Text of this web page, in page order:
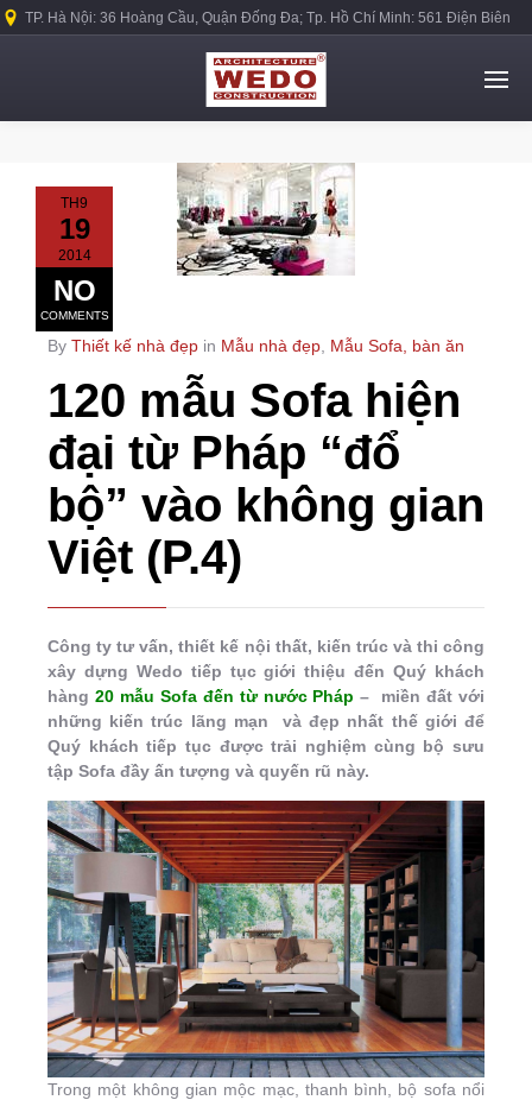
TP. Hà Nội: 36 Hoàng Cầu, Quận Đống Đa; Tp. Hồ Chí Minh: 561 Điện Biên
TH9
19
2014
NO
COMMENTS
By Thiết kế nhà đẹp in Mẫu nhà đẹp Mẫu Sofa, bàn ăn
120 mẫu Sofa hiện
đại từ Pháp “đổ
bộ” vào không gian
Việt (P.4)
Công ty tư vấn, thiết kế nội thất, kiến trúc và thi công
xây dựng Wedo tiếp tục giới thiệu đến Quý khách
hàng 20 mẫu Sofa đến từ nước Pháp – miền đất với
những kiến trúc lãng mạn và đẹp nhất thế giới để
Quý khách tiếp tục được trải nghiệm cùng bộ sưu
tập Sofa đầy ấn tượng và quyến rũ này.
Trong một không gian mộc mạc, thanh bình, bộ sofa nổi